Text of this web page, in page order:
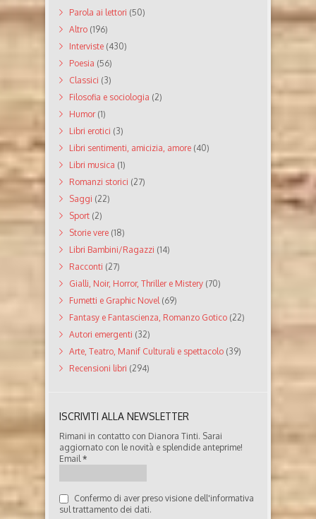
Parola ai lettori (50)
Altro (196)
Interviste (430)
Poesia (56)
Classici (3)
Filosofia e sociologia (2)
Humor(1)
Libri erotici (3)
Libri sentimenti, amicizia, amore (40)
Libri musica (1)
Romanzi storici (27)
Saggi (22)
Sport (2)
Storie vere (18)
Libri Bambini/Ragazzi (14)
Racconti (27)
Gialli, Noir, Horror, Thriller e Mistery (70)
Fumetti e Graphic Novel (69)
Fantasy e Fantascienza, Romanzo Gotico (22)
Autori emergenti (32)
Arte, Teatro, Manif Culturali e spettacolo (39)
Recensioni libri (294)
ISCRIVITI ALLA NEWSLETTER
Rimani in contatto con Dianora Tinti. Sarai
aggiornato con le novità e splendide anteprime!
Email *
Confermo di aver preso visione dell'informativa
sul trattamento dei dati.